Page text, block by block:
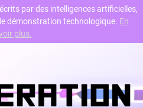
par des intelligences artificielles,
démonstration technologique. En
plus.